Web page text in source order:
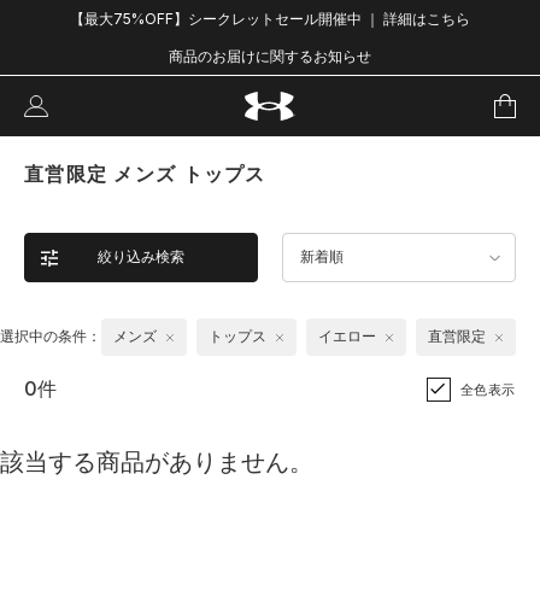
【最大75%OFF】シークレットセール開催中 ｜ 詳細はこちら
商品のお届けに関するお知らせ
直営限定 メンズ トップス
絞り込み検索 新着順
選択中の条件： メンズ トップス イエロー 直営限定
0件 全色表示
該当する商品がありません。